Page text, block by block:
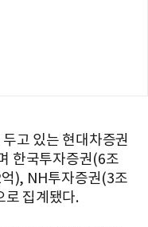
고 있는 현대차증권
한국투자증권(6조
), NH투자증권(3조
집계됐다.